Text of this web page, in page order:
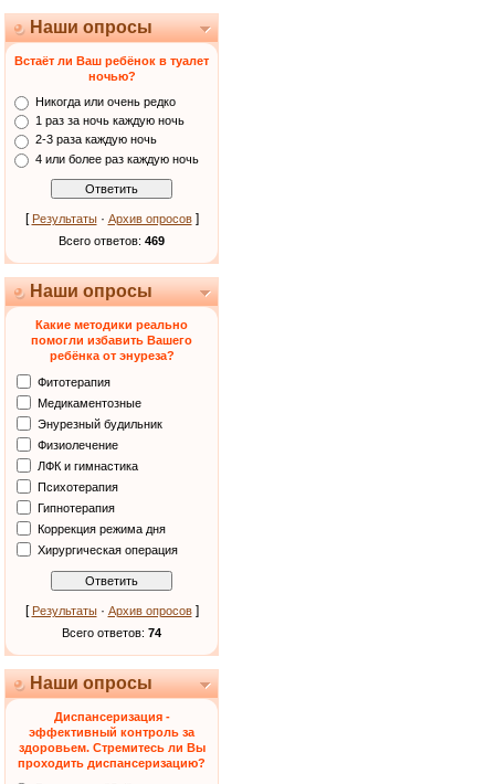
Наши опросы
Встаёт ли Ваш ребёнок в туалет
ночью?
Никогда или очень редко
1 раз за ночь каждую ночь
2-3 раза каждую ночь
4 или более раз каждую ночь
[ Результаты· Архив опросов]
Всего ответов: 469
Наши опросы
Какие методики реально
помогли избавить Вашего
ребёнка от энуреза?
Фитотерапия
Медикаментозные
Энурезный будильник
Физиолечение
ЛФК и гимнастика
Психотерапия
Гипнотерапия
Коррекция режима дня
Хирургическая операция
[ Результаты· Архив опросов]
Всего ответов: 74
Наши опросы
Диспансеризация -
эффективный контроль за
здоровьем. Стремитесь ли Вы
проходить диспансеризацию?